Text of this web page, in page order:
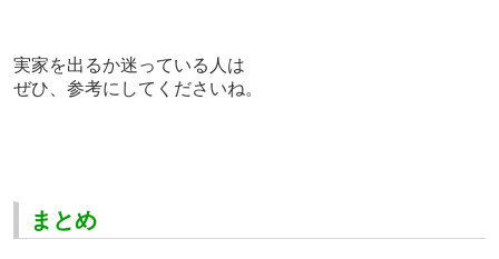
実家を出るか迷っている人は
ぜひ、参考にしてくださいね。
まとめ